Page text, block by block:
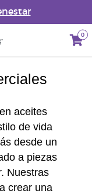
0
aceites
de vida
desde un
a piezas
Nuestras
crear una